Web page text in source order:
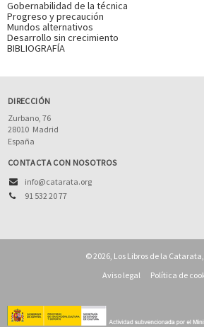
Gobernabilidad de la técnica
Progreso y precaución
Mundos alternativos
Desarrollo sin crecimiento
BIBLIOGRAFÍA
DIRECCIÓN
Zurbano, 76
28010 Madrid
España
CONTACTA CON NOSOTROS
info@catarata.org
91 532 20 77
© 2026, Los Libros de la
Aviso legal
Política de